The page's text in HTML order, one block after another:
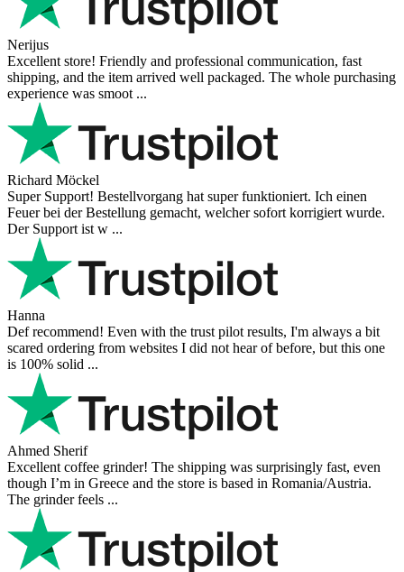
Nerijus
Excellent store! Friendly and professional communication, fast
shipping, and the item arrived well packaged. The whole purchasing
experience was smoot ...
Richard Möckel
Super Support! Bestellvorgang hat super funktioniert. Ich einen
Feuer bei der Bestellung gemacht, welcher sofort korrigiert wurde.
Der Support ist w ...
Hanna
Def recommend! Even with the trust pilot results, I'm always a bit
scared ordering from websites I did not hear of before, but this one
is 100% solid ...
Ahmed Sherif
Excellent coffee grinder! The shipping was surprisingly fast, even
though I’m in Greece and the store is based in Romania/Austria.
The grinder feels ...